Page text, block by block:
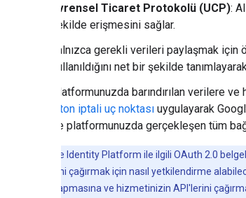
Evrensel Ticaret Protokolü (UCP):
şekilde erişmesini sağlar.
Yalnızca gerekli verileri paylaşmak
kullanıldığını net bir şekilde
Platformunuzda barındırılan verilere
jeton iptali uç noktası uygulayarak
de platformunuzda gerçekleşen tüm
Google Identity Platform ile ilgili OAuth 2.0
Google API'lerini çağırmak için nasıl yetkilendirme
doğrulaması yapmasına ve hizmetinizin API'lerini